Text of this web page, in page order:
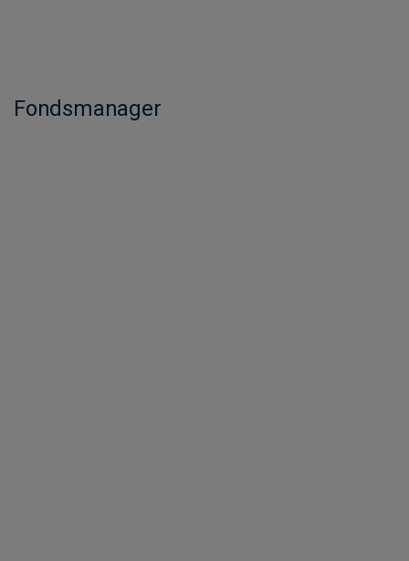
Fondsmanager​​​​​​​​​​​​​​​​​​​​